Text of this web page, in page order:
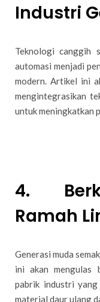
Industri
Teknologi
automasi menjadi
modern. Artikel ini
mengintegrasikan
untuk meningkatkan
4.
Ramah
Generasi muda
ini akan mengulas
pabrik industri yang
material daur ulang